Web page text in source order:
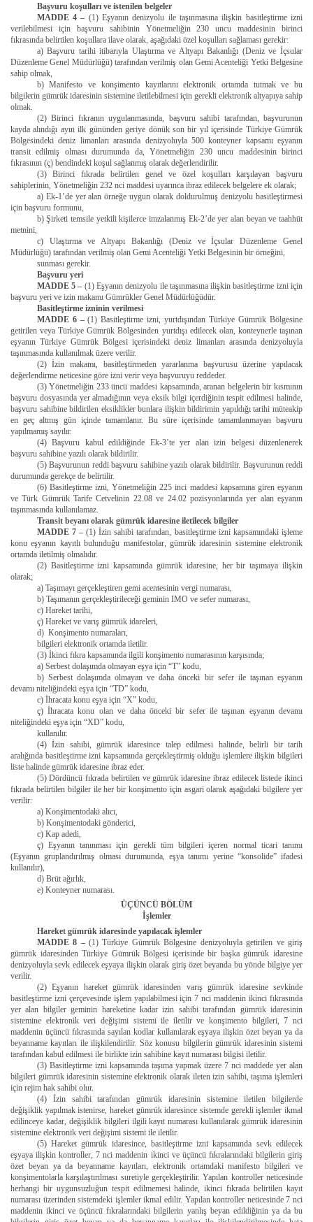
Başvuru koşulları ve istenilen belgeler
MADDE 4 – (1) Eşyanın denizyolu ile taşınmasına ilişkin basitleştirme izni
verilebilmesi için başvuru sahibinin Yönetmeliğin 230 uncu maddesinin birinci
fıkrasında belirtilen koşullara ilave olarak, aşağıdaki özel koşulları sağlaması gerekir:
a) Başvuru tarihi itibarıyla Ulaştırma ve Altyapı Bakanlığı (Deniz ve İçsular
Düzenleme Genel Müdürlüğü) tarafından verilmiş olan Gemi Acenteliği Yetki Belgesine
sahip olmak,
b) Manifesto ve konşimento kayıtlarını elektronik ortamda tutmak ve bu
bilgilerin gümrük idaresinin sistemine iletilebilmesi için gerekli elektronik altyapıya sahip
olmak.
(2) Birinci fıkranın uygulanmasında, başvuru sahibi tarafından, başvurunun
kayda alındığı ayın ilk gününden geriye dönük son bir yıl içerisinde Türkiye Gümrük
Bölgesindeki deniz limanları arasında denizyoluyla 500 konteyner kapsamı eşyanın
transit edilmiş olması durumunda da, Yönetmeliğin 230 uncu maddesinin birinci
fıkrasının (ç) bendindeki koşul sağlanmış olarak değerlendirilir.
(3) Birinci fıkrada belirtilen genel ve özel koşulları karşılayan başvuru
sahiplerinin, Yönetmeliğin 232 nci maddesi uyarınca ibraz edilecek belgelere ek olarak;
a) Ek-1’de yer alan örneğe uygun olarak doldurulmuş denizyolu basitleştirmesi
için başvuru formunu,
b) Şirketi temsile yetkili kişilerce imzalanmış Ek-2’de yer alan beyan ve taahhüt
metnini,
c) Ulaştırma ve Altyapı Bakanlığı (Deniz ve İçsular Düzenleme Genel
Müdürlüğü) tarafından verilmiş olan Gemi Acenteliği Yetki Belgesinin bir örneğini,
sunması gerekir.
Başvuru yeri
MADDE 5 – (1) Eşyanın denizyolu ile taşınmasına ilişkin basitleştirme izni için
başvuru yeri ve izin makamı Gümrükler Genel Müdürlüğüdür.
Basitleştirme izninin verilmesi
MADDE 6 –(1) Basitleştirme izni, yurtdışından Türkiye Gümrük Bölgesine
getirilen veya Türkiye Gümrük Bölgesinden yurtdışı edilecek olan, konteynerle taşınan
eşyanın Türkiye Gümrük Bölgesi içerisindeki deniz limanları arasında denizyoluyla
taşınmasında kullanılmak üzere verilir.
(2) İzin makamı, basitleştirmeden yararlanma başvurusu üzerine yapılacak
değerlendirme neticesine göre izni verir veya başvuruyu reddeder.
(3) Yönetmeliğin 233 üncü maddesi kapsamında, aranan belgelerin bir kısmının
başvuru dosyasında yer almadığının veya eksik bilgi içerdiğinin tespit edilmesi halinde,
başvuru sahibine bildirilen eksiklikler bunlara ilişkin bildirimin yapıldığı tarihi müteakip
en geç altmış gün içinde tamamlanır. Bu süre içerisinde tamamlanmayan başvuru
yapılmamış sayılır.
(4) Başvuru kabul edildiğinde Ek-3’te yer alan izin belgesi düzenlenerek
başvuru sahibine yazılı olarak bildirilir.
(5) Başvurunun reddi başvuru sahibine yazılı olarak bildirilir. Başvurunun reddi
durumunda gerekçe de belirtilir.
(6) Basitleştirme izni, Yönetmeliğin 225 inci maddesi kapsamına giren eşyanın
ve Türk Gümrük Tarife Cetvelinin 22.08 ve 24.02 pozisyonlarında yer alan eşyanın
taşınmasında kullanılamaz.
Transit beyanı olarak gümrük idaresine iletilecek bilgiler
MADDE 7 –(1) İzin sahibi tarafından, basitleştirme izni kapsamındaki işleme
konu eşyanın kayıtlı bulunduğu manifestolar, gümrük idaresinin sistemine elektronik
ortamda iletilmiş olmalıdır.
(2) Basitleştirme izni kapsamında gümrük idaresine, her bir taşımaya ilişkin
olarak;
a) Taşımayı gerçekleştiren gemi acentesinin vergi numarası,
b) Taşımanın gerçekleştirileceği geminin IMO ve sefer numarası,
c) Hareket tarihi,
ç) Hareket ve varış gümrük idareleri,
d) Konşimento numaraları,
bilgileri elektronik ortamda iletilir.
(3) İkinci fıkra kapsamında ilgili konşimento numarasının karşısında;
a) Serbest dolaşımda olmayan eşya için “T” kodu,
b) Serbest dolaşımda olmayan ve daha önceki bir sefer ile taşınan eşyanın
devamı niteliğindeki eşya için “TD” kodu,
c) İhracata konu eşya için “X” kodu,
ç) İhracata konu olan ve daha önceki bir sefer ile taşınan eşyanın devamı
niteliğindeki eşya için “XD” kodu,
kullanılır.
(4) İzin sahibi, gümrük idaresince talep edilmesi halinde, belirli bir tarih
aralığında basitleştirme izni kapsamında gerçekleştirmiş olduğu işlemlere ilişkin bilgileri
liste halinde gümrük idaresine ibraz eder.
(5) Dördüncü fıkrada belirtilen ve gümrük idaresine ibraz edilecek listede ikinci
fıkrada belirtilen bilgiler ile her bir konşimento için asgari olarak aşağıdaki bilgilere yer
verilir:
a) Konşimentodaki alıcı,
b) Konşimentodaki gönderici,
c) Kap adedi,
ç) Eşyanın tanınması için gerekli tüm bilgileri içeren normal ticari tanımı
(Eşyanın gruplandırılmış olması durumunda, eşya tanımı yerine “konsolide” ifadesi
kullanılır),
d) Brüt ağırlık,
e) Konteyner numarası.
ÜÇÜNCÜ BÖLÜM
İşlemler
Hareket gümrük idaresinde yapılacak işlemler
MADDE 8 –(1) Türkiye Gümrük Bölgesine denizyoluyla getirilen ve giriş
gümrük idaresinden Türkiye Gümrük Bölgesi içerisinde bir başka gümrük idaresine
denizyoluyla sevk edilecek eşyaya ilişkin olarak giriş özet beyanda bu yönde bilgiye yer
verilir.
(2) Eşyanın hareket gümrük idaresinden varış gümrük idaresine sevkinde
basitleştirme izni çerçevesinde işlem yapılabilmesi için 7 nci maddenin ikinci fıkrasında
yer alan bilgiler geminin hareketine kadar izin sahibi tarafından gümrük idaresinin
sistemine elektronik veri değişimi sistemi ile iletilir ve konşimento bilgileri, 7 nci
maddenin üçüncü fıkrasında sayılan kodlar kullanılarak eşyaya ilişkin özet beyan ya da
beyanname kayıtları ile ilişkilendirilir. Söz konusu bilgilerin gümrük idaresinin sistemi
tarafından kabul edilmesi ile birlikte izin sahibine kayıt numarası bilgisi iletilir.
(3) Basitleştirme izni kapsamında taşıma yapmak üzere 7 nci maddede yer alan
bilgileri gümrük idaresinin sistemine elektronik olarak ileten izin sahibi, taşıma işlemleri
için rejim hak sahibi olur.
(4) İzin sahibi tarafından gümrük idaresinin sistemine iletilen bilgilerde
değişiklik yapılmak istenirse, hareket gümrük idaresince sistemde gerekli işlemler ikmal
edilinceye kadar, değişiklik bilgileri ilgili kayıt numarası kullanılarak gümrük idaresinin
sistemine elektronik veri değişimi sistemi ile iletilir.
(5) Hareket gümrük idaresince, basitleştirme izni kapsamında sevk edilecek
eşyaya ilişkin kontroller, 7 nci maddenin ikinci ve üçüncü fıkralarındaki bilgilerin giriş
özet beyan ya da beyanname kayıtları, elektronik ortamdaki manifesto bilgileri ve
konşimentolarla karşılaştırılması suretiyle gerçekleştirilir. Yapılan kontroller neticesinde
herhangi bir uygunsuzluğun tespit edilmemesi halinde, ikinci fıkrada belirtilen kayıt
numarası üzerinden sistemdeki işlemler ikmal edilir. Yapılan kontroller neticesinde 7 nci
maddenin ikinci ve üçüncü fıkralarındaki bilgilerin yanlış beyan edildiğinin ya da bu